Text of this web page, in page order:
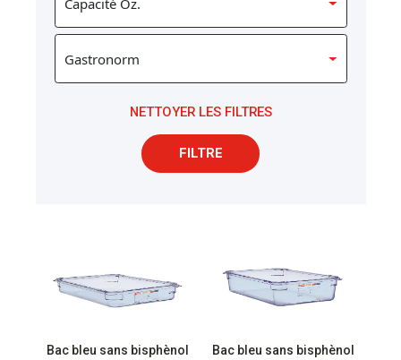
NETTOYER LES FILTRES
FILTRE
Bac bleu sans bisphènol
Bac bleu sans bisphènol